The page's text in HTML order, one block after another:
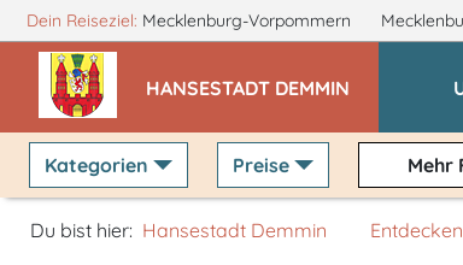
Dein Reiseziel: Mecklenburg-Vorpommern
HANSESTADT DEMMIN
Kategorien Preise Mehr
Du bist hier: Hansestadt Demmin Entdecken